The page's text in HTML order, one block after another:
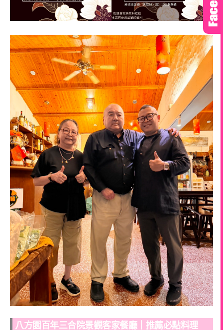
八方園百年三合院景觀客家餐廳｜推薦必點料理